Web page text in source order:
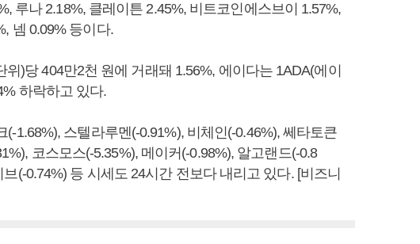
루나 2.18%, 클레이튼 2.45%, 비트코인에스브이 1.57%,
넴 0.09% 등이다.
)당 404만2천 원에 거래돼 1.56%, 에이다는 1ADA(에이
하락하고 있다.
1.68%), 스텔라루멘(-0.91%), 비체인(-0.46%), 쎄타토큰
코스모스(-5.35%), 메이커(-0.98%), 알고랜드(-0.8
(-0.74%) 등 시세도 24시간 전보다 내리고 있다. [비즈니